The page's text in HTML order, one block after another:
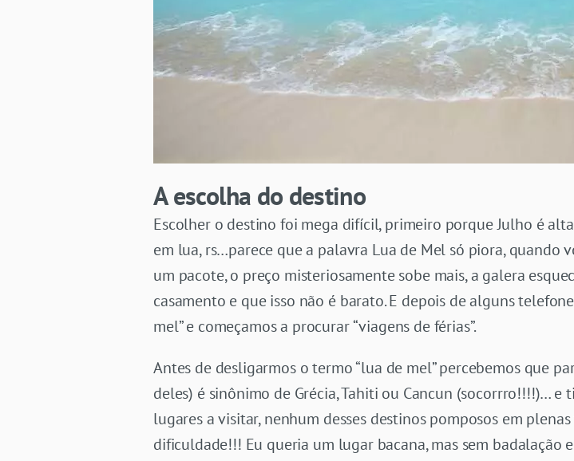
A escolha do destino
Escolher o destino foi mega difícil, primeiro porque Julho é
em lua, rs…parece que a palavra Lua de Mel só piora, quando
um pacote, o preço misteriosamente sobe mais, a galera
casamento e que isso não é barato. E depois de alguns
mel” e começamos a procurar “viagens de férias”.
Antes de desligarmos o termo “lua de mel” percebemos que
deles) é sinônimo de Grécia, Tahiti ou Cancun (socorrro!!!!)…
lugares a visitar, nenhum desses destinos pomposos em
dificuldade!!! Eu queria um lugar bacana, mas sem